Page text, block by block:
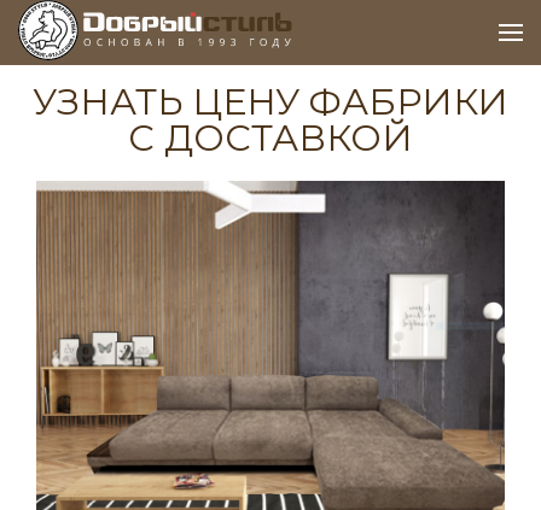
УЗНАТЬ ЦЕНУ ФАБРИКИ
С ДОСТАВКОЙ
Задайте свой вопрос